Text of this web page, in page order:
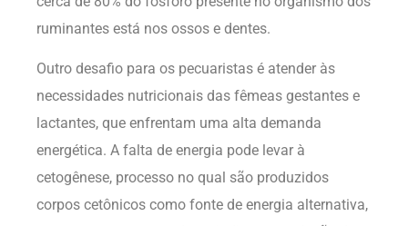
ruminantes está nos ossos e dentes.
Outro desafio para os pecuaristas é atender às
necessidades nutricionais das fêmeas gestantes e
lactantes, que enfrentam uma alta demanda
energética. A falta de energia pode levar à
cetogênese, processo no qual são produzidos
corpos cetônicos como fonte de energia alternativa,